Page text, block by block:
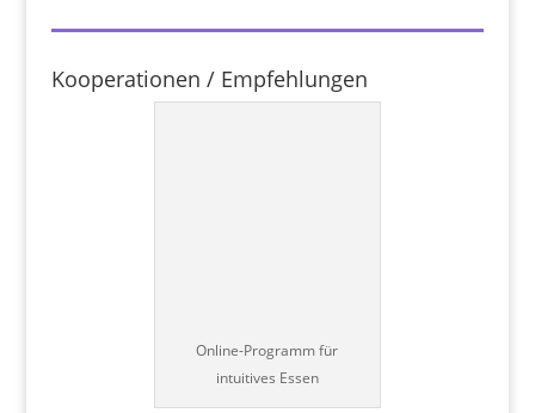
Kooperationen / Empfehlungen
Online-Programm für
intuitives Essen